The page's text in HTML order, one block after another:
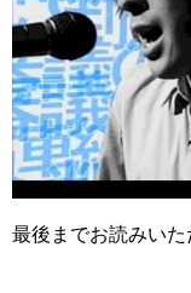
最後までお読みいた